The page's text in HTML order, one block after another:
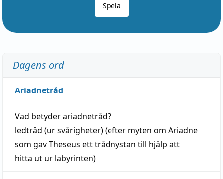
Spela
Dagens ord
Ariadnetråd
Vad betyderariadnetråd?
ledtråd (ur svårigheter) (efter myten om Ariadne
som gav Theseus ett trådnystan till hjälp att
hitta ut ur labyrinten)